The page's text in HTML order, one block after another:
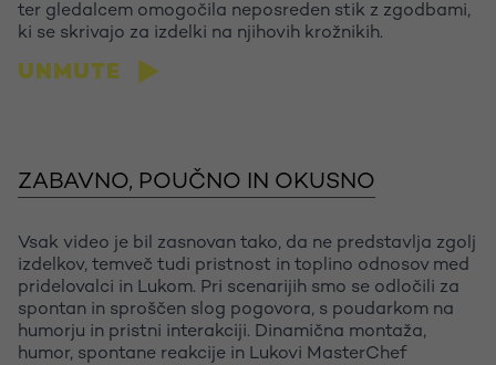
ter gledalcem omogočila neposreden stik z zgodbami,
ki se skrivajo za izdelki na njihovih krožnikih.
UNMUTE
ZABAVNO, POUČNO IN OKUSNO
Vsak video je bil zasnovan tako, da ne predstavlja zgolj
izdelkov, temveč tudi pristnost in toplino odnosov med
pridelovalci in Lukom. Pri scenarijih smo se odločili za
spontan in sproščen slog pogovora, s poudarkom na
humorju in pristni interakciji. Dinamična montaža,
humor, spontane reakcije in Lukovi MasterChef